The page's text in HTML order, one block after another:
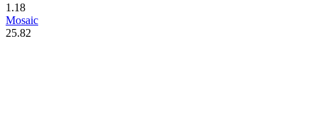
1.18
Mosaic
25.82